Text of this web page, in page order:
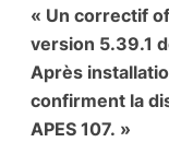
« Un correctif
version 5.39.1
Après
confirment la
APES 107. »